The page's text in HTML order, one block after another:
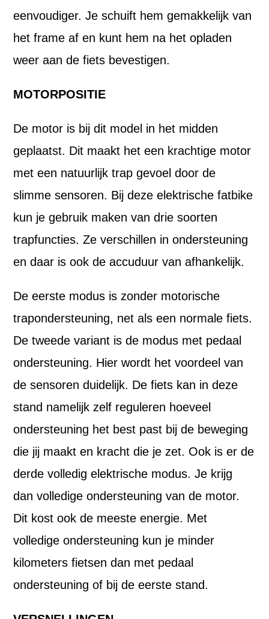
eenvoudiger. Je schuift hem gemakkelijk van
het frame af en kunt hem na het opladen
weer aan de fiets bevestigen.
MOTORPOSITIE
De motor is bij dit model in het midden
geplaatst. Dit maakt het een krachtige motor
met een natuurlijk trap gevoel door de
slimme sensoren. Bij deze elektrische fatbike
kun je gebruik maken van drie soorten
trapfuncties. Ze verschillen in ondersteuning
en daar is ook de accuduur van afhankelijk.
De eerste modus is zonder motorische
trapondersteuning, net als een normale fiets.
De tweede variant is de modus met pedaal
ondersteuning. Hier wordt het voordeel van
de sensoren duidelijk. De fiets kan in deze
stand namelijk zelf reguleren hoeveel
ondersteuning het best past bij de beweging
die jij maakt en kracht die je zet. Ook is er de
derde volledig elektrische modus. Je krijg
dan volledige ondersteuning van de motor.
Dit kost ook de meeste energie. Met
volledige ondersteuning kun je minder
kilometers fietsen dan met pedaal
ondersteuning of bij de eerste stand.